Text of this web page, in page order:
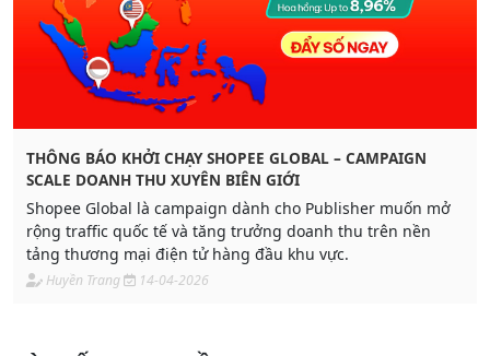
THÔNG BÁO KHỞI CHẠY SHOPEE GLOBAL – CAMPAIGN
SCALE DOANH THU XUYÊN BIÊN GIỚI
Shopee Global là campaign dành cho Publisher muốn mở
rộng traffic quốc tế và tăng trưởng doanh thu trên nền
tảng thương mại điện tử hàng đầu khu vực.
Huyền Trang 14-04-2026